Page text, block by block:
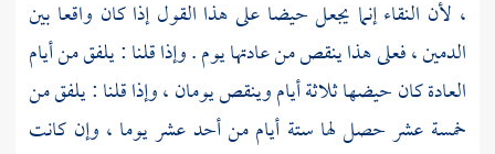
، لأن النقاء إنما يجعل حيضا على هذا القول إذا كان واقعا بين
الدمين ، فعلى هذا ينقص من عادتها يوم . وإذا قلنا : يلفق من أيام
العادة كان حيضها ثلاثة أيام وينقص يومان ، وإذا قلنا : يلفق من
خمسة عشر حصل لها ستة أيام من أحد عشر يوما ، وإن كانت